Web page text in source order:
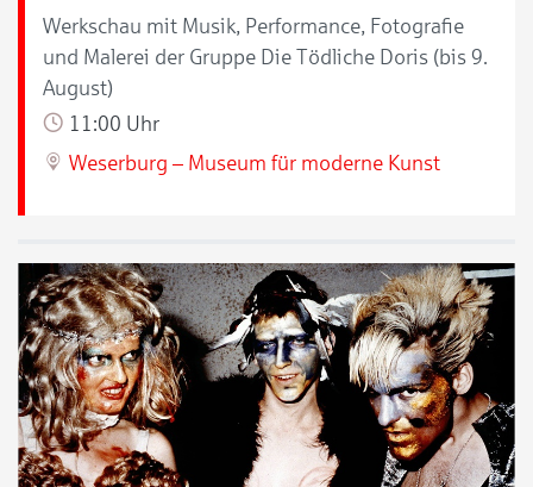
Werkschau mit Musik, Performance, Fotografie
und Malerei der Gruppe Die Tödliche Doris (bis 9.
August)
11:00 Uhr
Weserburg – Museum für moderne Kunst